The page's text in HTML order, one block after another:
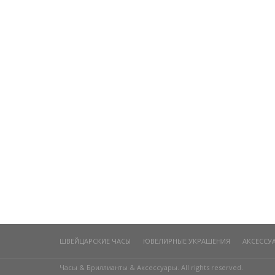
ШВЕЙЦАРСКИЕ ЧАСЫ ЮВЕЛИРНЫЕ УКРАШЕНИЯ
Часы & Бриллианты & Аксессуары. All rights reserved.